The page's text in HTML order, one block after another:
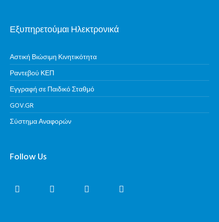
Εξυπηρετούμαι Ηλεκτρονικά
Αστική Βιώσιμη Κινητικότητα
Ραντεβού ΚΕΠ
Εγγραφή σε Παιδικό Σταθμό
GOV.GR
Σύστημα Αναφορών
Follow Us